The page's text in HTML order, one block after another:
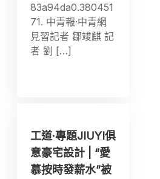
83a94da0.380451
71. 中青報·中青網
見習記者 鄒竣麒 記
者 劉 […]
工道·專題JIUYI俱
意豪宅設計 | “愛
慕按時發薪水”被